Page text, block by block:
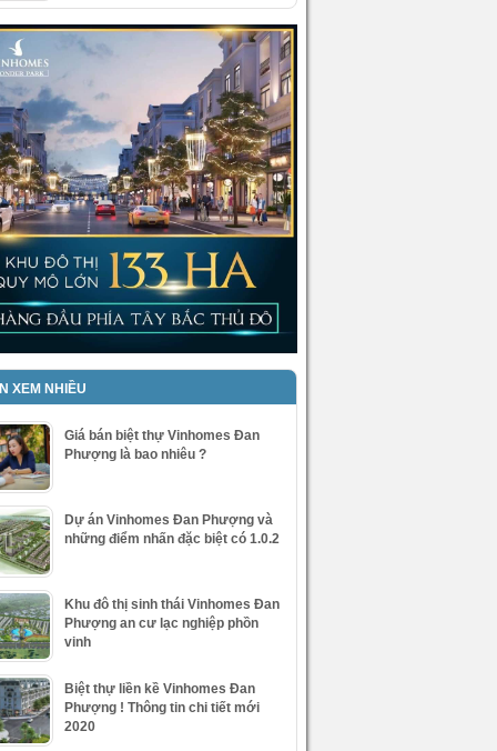
XEM NHIỀU
Giá bán biệt thự Vinhomes Đan
Phượng là bao nhiêu ?
Dự án Vinhomes Đan Phượng và
những điểm nhấn đặc biệt có 1.0.2
Khu đô thị sinh thái Vinhomes Đan
Phượng an cư lạc nghiệp phồn
vinh
Biệt thự liền kề Vinhomes Đan
Phượng ! Thông tin chi tiết mới
2020